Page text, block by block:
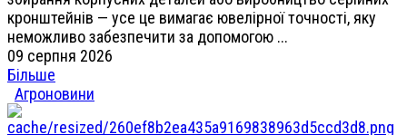
кронштейнів — усе це вимагає ювелірної точності, яку
неможливо забезпечити за допомогою ...
09 серпня 2026
Більше
Агроновини